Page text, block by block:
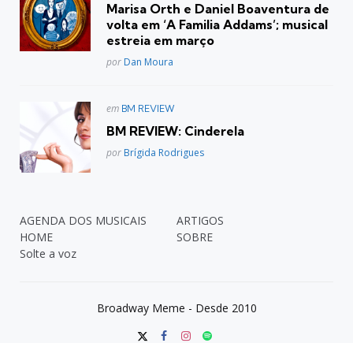
Marisa Orth e Daniel Boaventura de
volta em ‘A Familia Addams’; musical
estreia em março
Posted
por Dan Moura
Postado
em BM REVIEW
BM REVIEW: Cinderela
Posted
por Brígida Rodrigues
AGENDA DOS MUSICAIS
ARTIGOS
HOME
SOBRE
Solte a voz
Broadway Meme - Desde 2010